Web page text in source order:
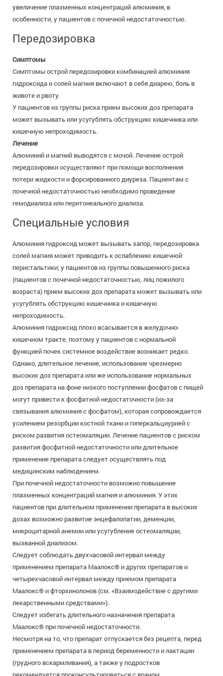
увеличение плазменных концентраций алюминия, в
особенности, у пациентов с почечной недостаточностью.
Передозировка
Симптомы
Симптомы острой передозировки комбинацией алюминия
гидроксида и солей магния включают в себя диарею, боль в
животе и рвоту.
У пациентов из группы риска прием высоких доз препарата
может вызывать или усугублять обструкцию кишечника или
кишечную непроходимость.
Лечение
Алюминий и магний выводятся с мочой. Лечение острой
передозировки осуществляют при помощи восполнения
потери жидкости и форсированного диуреза. Пациентам с
почечной недостаточностью необходимо проведение
гемодиализа или перитонеального диализа.
Специальные условия
Алюминия гидроксид может вызывать запор, передозировка
солей магния может приводить к ослаблению кишечной
перистальтики; у пациентов из группы повышенного риска
(пациентов с почечной недостаточностью, лиц пожилого
возраста) прием высоких доз препарата может вызывать или
усугублять обструкцию кишечника и кишечную
непроходимость.
Алюминия гидроксид плохо всасывается в желудочно-
кишечном тракте, поэтому у пациентов с нормальной
функцией почек системное воздействие возникает редко.
Однако, длительное лечение, использование чрезмерно
высоких доз препарата или же использование нормальных
доз препарата на фоне низкого поступлении фосфатов с пищей
могут привести к фосфатной недостаточности (из-за
связывания алюминия с фосфатом), которая сопровождается
усилением резорбции костной ткани и гиперкальциурией с
риском развития остеомаляции. Лечение пациентов с риском
развития фосфатной недостаточности или длительное
применение препарата следует осуществлять под
медицинским наблюдением.
При почечной недостаточности возможно повышение
плазменных концентраций магния и алюминия. У этих
пациентов при длительном применении препарата в высоких
дозах возможно развитие энцефалопатии, деменции,
микроцитарной анемии или усугубление остеомаляции,
вызванной диализом.
Следует соблюдать двухчасовой интервал между
применением препарата Маалокс® и других препаратов и
четырехчасовой интервал между приемом препарата
Маалокс® и фторхинолонов (см. «Взаимодействие с другими
лекарственными средствами»).
Следует избегать длительного назначения препарата
Маалокс® при почечной недостаточности.
Несмотря на то, что препарат отпускается без рецепта, перед
применением препарата в период беременности и лактации
(грудного вскармливания), а также у подростков